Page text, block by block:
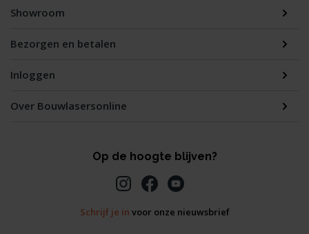
Showroom
Bezorgen en betalen
Inloggen
Over Bouwlasersonline
Op de hoogte blijven?
Schrijf je in voor onze nieuwsbrief